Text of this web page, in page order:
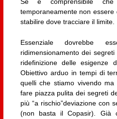
temporaneamente non essere
stabilire dove tracciare il limite.
Essenziale dovrebbe
ridimensionamento dei
ridefinizione delle esigenze
Obiettivo arduo in tempi di
quelli che stiamo vivendo
fare piazza pulita dei segreti
più “a rischio”deviazione con
(non basta il Copasir). Già